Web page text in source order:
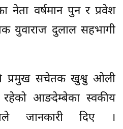
नेता वर्षमान पुन र प्रवेश
युवाराज दुलाल सहभागी
प्रमुख सचेतक खुश्वु ओली
आङदेम्बेका स्वकीय
जानकारी दिए ।